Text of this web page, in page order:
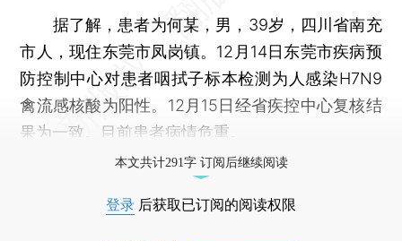
据了解，患者为何某，男，39岁，四川省南充
市人，现住东莞市凤岗镇。12月14日东莞市疾病预
防控制中心对患者咽拭子标本检测为人感染H7N9
禽流感核酸为阳性。12月15日经省疾控中心复核结
果为一致。目前患者病情危重。
本文共计291字 订阅后继续阅读
登录 后获取已订阅的阅读权限